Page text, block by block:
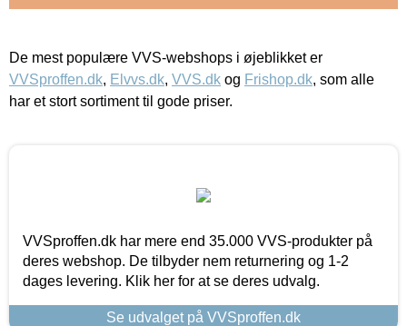
De mest populære VVS-webshops i øjeblikket er
VVSproffen.dk, Elvvs.dk, VVS.dk og Frishop.dk, som alle
har et stort sortiment til gode priser.
VVSproffen.dk har mere end 35.000 VVS-produkter på
deres webshop. De tilbyder nem returnering og 1-2
dages levering. Klik her for at se deres udvalg.
Se udvalget på VVSproffen.dk